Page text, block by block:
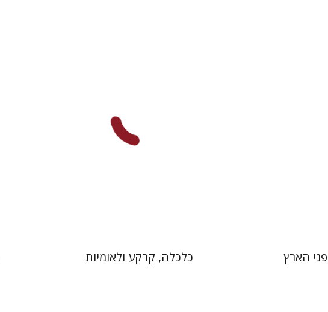
פני הארץ כלכלה, קרקע ולאומיות